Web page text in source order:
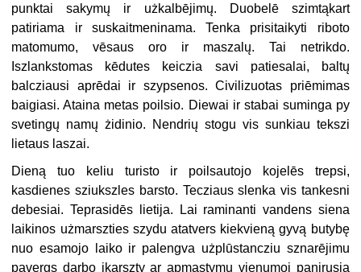
punktai sakymų ir użkalbējimų. Duobelē szimtąkart
patiriama ir suskaitmeninama. Tenka prisitaikyti riboto
matomumo, vēsaus oro ir maszalų. Tai netrikdo.
Iszlankstomas kēdutes keiczia savi patiesalai, baltų
balcziausi aprēdai ir szypsenos. Civilizuotas priēmimas
baigiasi. Ataina metas poilsio. Diewai ir stabai suminga py
svetingų namų żidinio. Nendrių stogu vis sunkiau tekszi
lietaus laszai.
Dieną tuo keliu turisto ir poilsautojo kojelēs trepsi,
kasdienes sziukszles barsto. Tecziaus slenka vis tankesni
debesiai. Teprasidēs lietija. Lai raminanti vandens siena
laikinos użmarszties szydu atatvers kiekvieną gyvą butybę
nuo esamojo laiko ir palengva użplūstancziu sznarējimu
pavergs darbo įkarszty ar apmąstymų vienumoj panirusią